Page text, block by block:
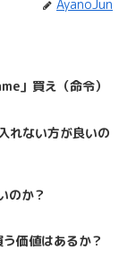
AyanoJun
」買え（命令）
れない方が良いの
のか？
価値はあるか？